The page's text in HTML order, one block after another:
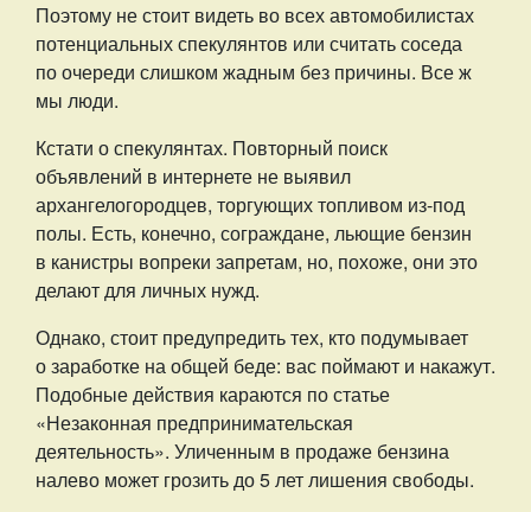
Поэтому не стоит видеть во всех автомобилистах
потенциальных спекулянтов или считать соседа
по очереди слишком жадным без причины. Все ж
мы люди.
Кстати о спекулянтах. Повторный поиск
объявлений в интернете не выявил
архангелогородцев, торгующих топливом из-под
полы. Есть, конечно, сограждане, льющие бензин
в канистры вопреки запретам, но, похоже, они это
делают для личных нужд.
Однако, стоит предупредить тех, кто подумывает
о заработке на общей беде: вас поймают и накажут.
Подобные действия караются по статье
«Незаконная предпринимательская
деятельность». Уличенным в продаже бензина
налево может грозить до 5 лет лишения свободы.